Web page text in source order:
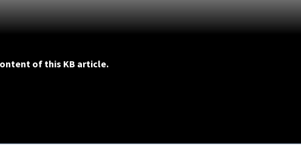
of this KB article.